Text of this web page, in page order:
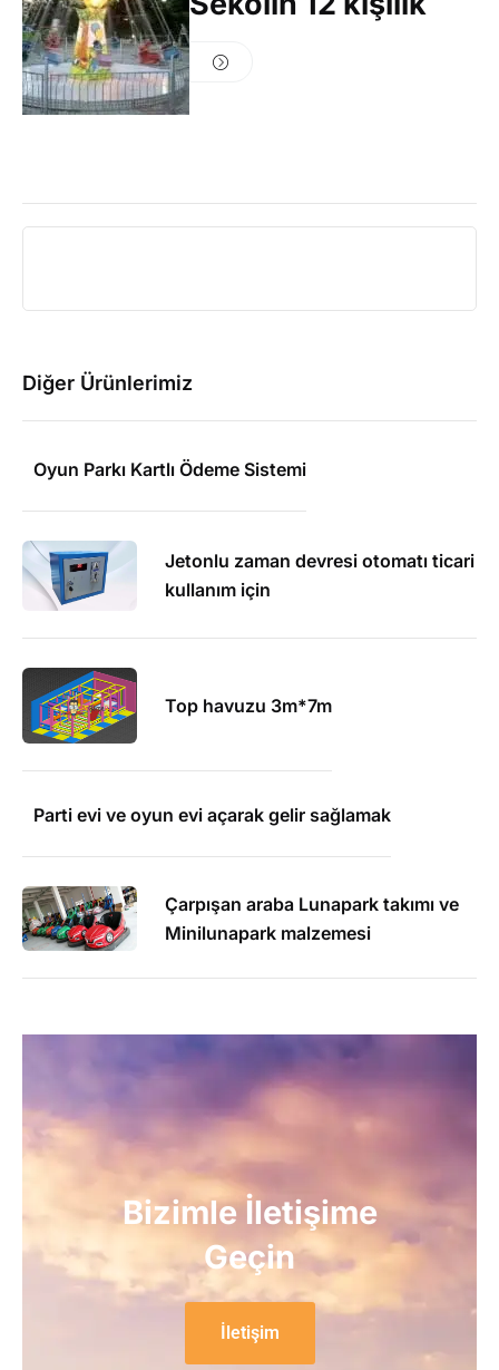
Diğer Ürünlerimiz
Oyun Parkı Kartlı Ödeme Sistemi
Jetonlu zaman devresi otomatı ticari
kullanım için
Top havuzu 3m*7m
Parti evi ve oyun evi açarak gelir sağlamak
Çarpışan araba Lunapark takımı ve
Minilunapark malzemesi
Bizimle İletişime
Geçin
İletişim